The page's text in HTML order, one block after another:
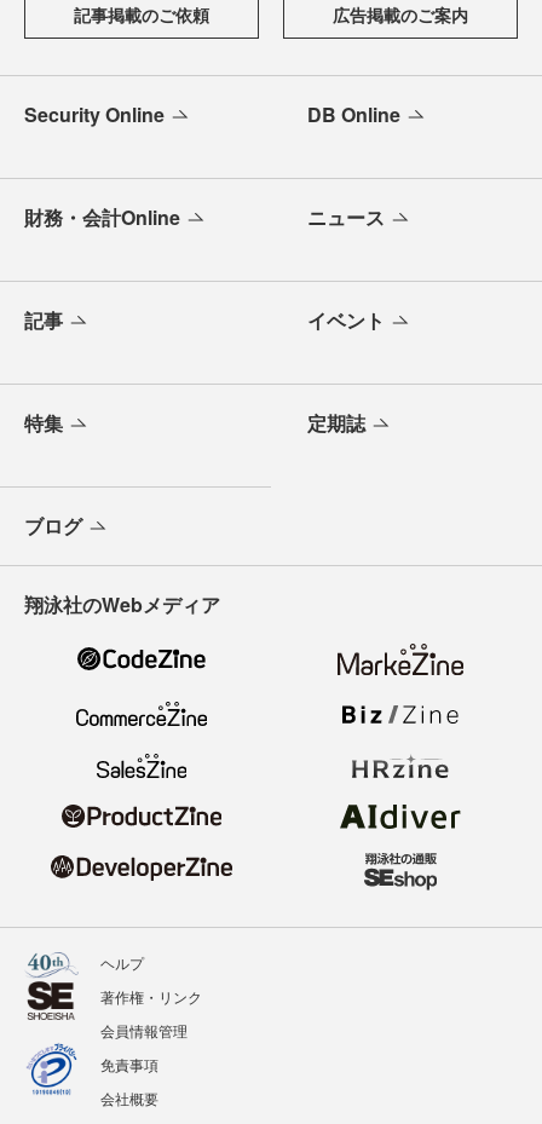
記事掲載のご依頼 広告掲載のご案内
Security Online DB Online
財務・会計Online ニュース
記事 イベント
特集 定期誌
ブログ
翔泳社のWebメディア
ヘルプ
著作権・リンク
会員情報管理
免責事項
会社概要